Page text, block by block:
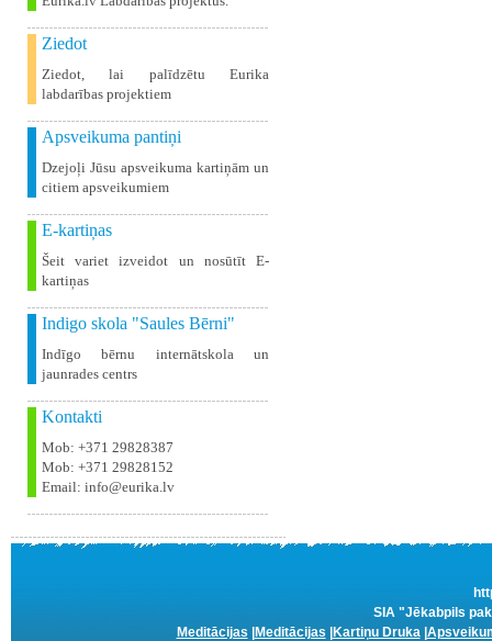
Ziedot
Ziedot, lai palīdzētu Eurika
labdarības projektiem
Apsveikuma pantiņi
Dzejoļi Jūsu apsveikuma kartiņām un
citiem apsveikumiem
E-kartiņas
Šeit variet izveidot un nosūtīt E-
kartiņas
Indigo skola "Saules Bērni"
Indīgo bērnu internātskola un
jaunrades centrs
Kontakti
Mob: +371 29828387
Mob: +371 29828152
Email: info@eurika.lv
SIA "Jēkabpils
Meditācijas
Meditācijas Kartiņu Druka|